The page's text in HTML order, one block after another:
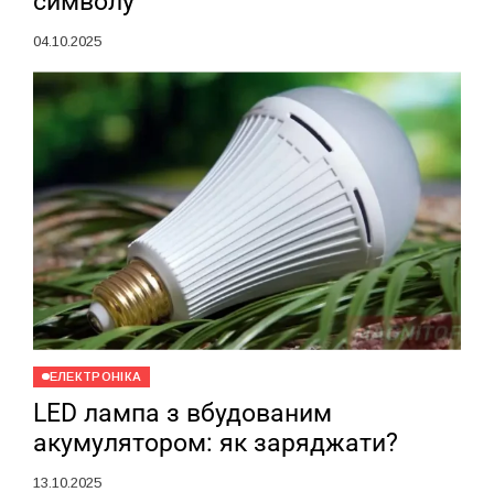
04.10.2025
ЕЛЕКТРОНІКА
LED лампа з вбудованим
акумулятором: як заряджати?
13.10.2025